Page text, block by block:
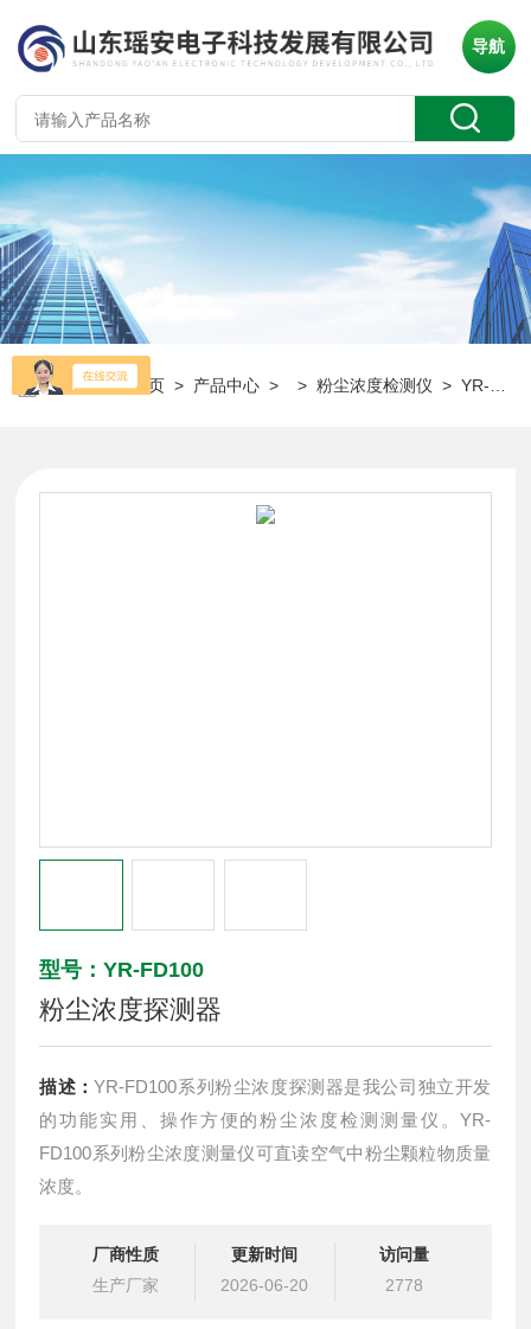
导航
当前位置：首页 > 产品中心 > >粉尘浓度检测仪 > YR-FD100粉尘浓度探测器
型号：YR-FD100
粉尘浓度探测器
描述：YR-FD100系列粉尘浓度探测器是我公司独立开发
的功能实用、操作方便的粉尘浓度检测测量仪。YR-
FD100系列粉尘浓度测量仪可直读空气中粉尘颗粒物质量
浓度。
厂商性质
生产厂家
更新时间
2026-06-20
访问量
2778